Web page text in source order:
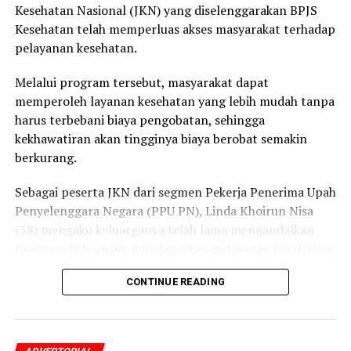
“Saya langsung mendaftar Program REHAB 3.0 melalui
Aplikasi Mobile JKN dan prosesnya sangat mudah. Saya
skema cicilan yang fleksibel benar-benar menjadi solusi
karena saya bisa mencicil tunggakan sesuai kemampuan.
Saya juga bersyukur pemerintah tetap hadir
memberikan perlindungan kesehatan bagi masyarakat
yang membutuhkan,” katanya.
Elok mengaku sangat terbantu dengan kehadiran BPJS
Keliling di desanya.
sekaligus berkonsultasi mengenai mekanisme
pembayaran iuran dan pendaftaran Program REHAB.
Menurutnya, petugas memberikan penjelasan yang jelas
Kesehatan Nasional (JKN) yang diselenggarakan BPJS
Kesehatan telah memperluas akses masyarakat terhadap
pelayanan kesehatan.
Melalui program tersebut, masyarakat dapat
memperoleh layanan kesehatan yang lebih mudah tanpa
harus terbebani biaya pengobatan, sehingga
kekhawatiran akan tingginya biaya berobat semakin
berkurang.
Sebagai peserta JKN dari segmen Pekerja Penerima Upah
Penyelenggara Negara (PPU PN), Linda Khoirun Nisa
(38) mengaku keluarganya telah lama mengandalkan
Bersama suami dan kedua anaknya, ia merasakan
pengalaman yang menurutnya paling berkesan saat
mengakses layanan kesehatan.
CONTINUE READING